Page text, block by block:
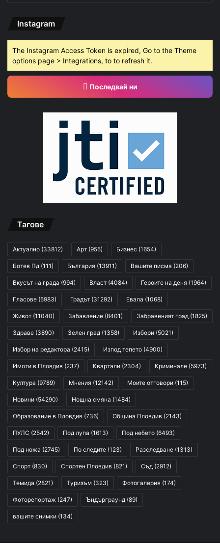
Instagram
The Instagram Access Token is expired, Go to the Theme
options page > Integrations, to to refresh it.
Последвай ни
Тагове
Актуално (33812) Арт (955) Бизнес (1654)
Ботев Пд (111) България (13911) Вашите писма (206)
Вкусът на града (994) Власт (4084) Героите на деня (1964)
Гласове (5983) Градът (31292) Евала (1068)
Живот (11040) Забавление (8401) Забравеният град (1825)
Здраве (3890) Зелен град (1358) Избори (5021)
Избор на редактора (2415) Изпод тепето (4900)
Имоти в Пловдив (237) Квартали (2304) Криминале (5973)
Култура (9789) Мнения (12142) Моите отговори (115)
Новини (54290) Нощна смяна (1484)
Образование в Пловдив (736) Община Пловдив (2143)
ПУЛС (2542) Под лупа (1613) Под небето (6493)
Под ножа (2745) По следите (123) Разследване (1313)
Спорт (830) Спортен Пловдив (821) Съд (2912)
Темида (2821) Туризъм (323) Фотогалерия (174)
Фоторепортаж (247) Ъндърграунд (89)
вашите снимки (134)